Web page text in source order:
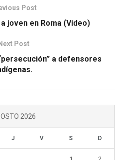
Post
joven en Roma (Video)
Next Post
a defensores
2026
J V S D